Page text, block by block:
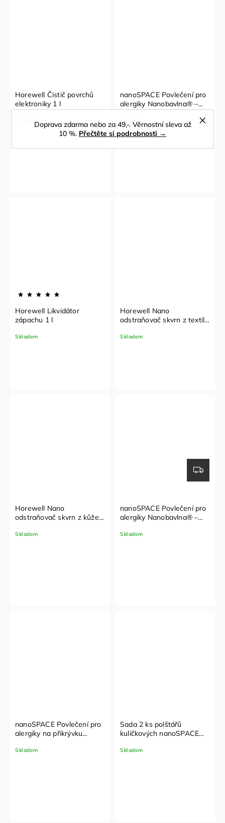
Doprava zdarma nebo za 49,-. Věrnostní sleva až
10 %. Přečtěte si podrobnosti →
Horewell Čistič povrchů
elektroniky 1 l
nanoSPACE Povlečení pro
alergiky Nanobavlna® –
režná biobavlna 1+1
(140x200cm, 50x70cm)
Skladem
Horewell Likvidátor
zápachu 1 l
Skladem
Horewell Nano
odstraňovač skvrn z textilu
Skladem
Horewell Nano
odstraňovač skvrn z kůže
Skladem
nanoSPACE Povlečení pro
alergiky Nanobavlna® –
70x90cm)
Skladem
nanoSPACE Povlečení pro
alergiky na přikrývku
modrá
Skladem
Sada 2 ks polštářů
kuličkových nanoSPACE
40 cm, 400 g
Skladem